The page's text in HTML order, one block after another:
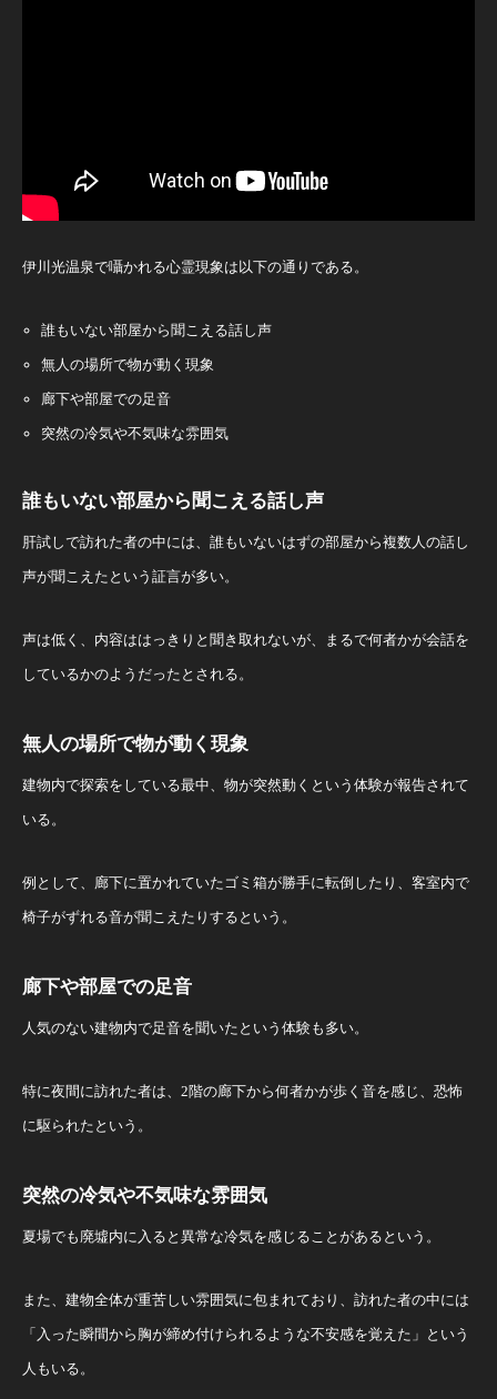
伊川光温泉で囁かれる心霊現象は以下の通りである。
誰もいない部屋から聞こえる話し声
無人の場所で物が動く現象
廊下や部屋での足音
突然の冷気や不気味な雰囲気
誰もいない部屋から聞こえる話し声
肝試しで訪れた者の中には、誰もいないはずの部屋から複数人の話し
声が聞こえたという証言が多い。
声は低く、内容ははっきりと聞き取れないが、まるで何者かが会話を
しているかのようだったとされる。
無人の場所で物が動く現象
建物内で探索をしている最中、物が突然動くという体験が報告されて
いる。
例として、廊下に置かれていたゴミ箱が勝手に転倒したり、客室内で
椅子がずれる音が聞こえたりするという。
廊下や部屋での足音
人気のない建物内で足音を聞いたという体験も多い。
特に夜間に訪れた者は、2階の廊下から何者かが歩く音を感じ、恐怖
に駆られたという。
突然の冷気や不気味な雰囲気
夏場でも廃墟内に入ると異常な冷気を感じることがあるという。
また、建物全体が重苦しい雰囲気に包まれており、訪れた者の中には
「入った瞬間から胸が締め付けられるような不安感を覚えた」という
人もいる。